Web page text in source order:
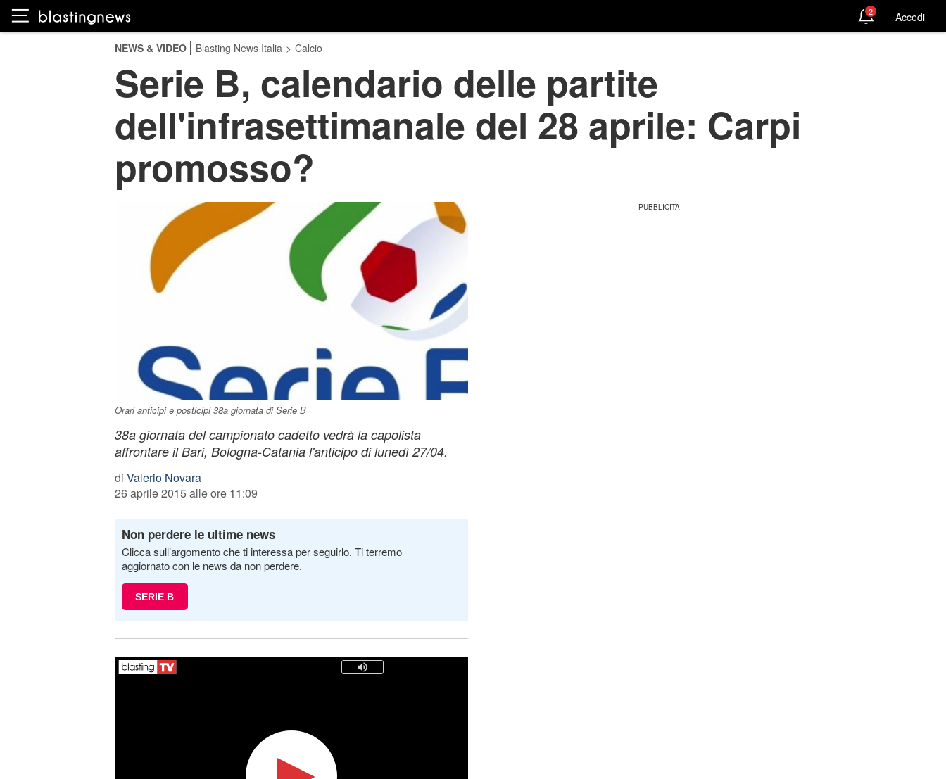
2 Accedi
NEWS & VIDEO Blasting News Italia > Calcio
Serie B, calendario delle partite
dell'infrasettimanale del 28 aprile: Carpi
promosso?
Orari anticipi e posticipi 38a giornata di Serie B
38a giornata del campionato cadetto vedrà la capolista
affrontare il Bari, Bologna-Catania l'anticipo di lunedì 27/04.
di Valerio Novara
26 aprile 2015 alle ore 11:09
Non perdere le ultime news
Clicca sull’argomento che ti interessa per seguirlo. Ti terremo
aggiornato con le news da non perdere.
SERIE B